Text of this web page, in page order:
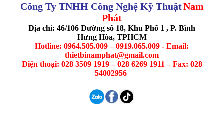
Công Ty TNHH Công Nghệ Kỹ ThuậtNam
Phát
Địa chỉ: 46/106 Đường số 18, Khu Phố 1 , P. Bình
Hưng Hòa, TPHCM
Hotline: 0964.505.009 – 0919.065.009 - Email:
thietbinamphat@gmail.com
Điện thoại: 028 3509 1919 – 028 6269 1911 – Fax: 028
54002956